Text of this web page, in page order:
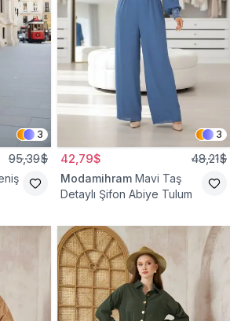
3
95,39$
3
42,79$ 48,21$
Modamihram Mavi Taş
Detaylı Şifon Abiye Tulum